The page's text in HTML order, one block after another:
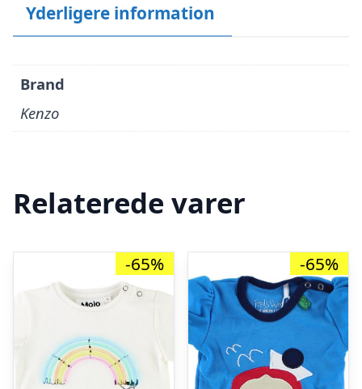
Yderligere information
Brand
Kenzo
Relaterede varer
-65% -65%